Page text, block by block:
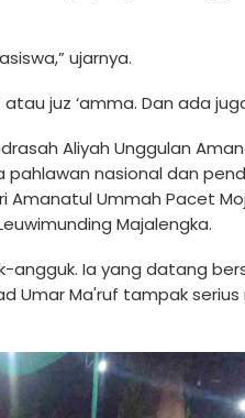
ujarnya.
juz ‘amma. Dan ada
Aliyah Unggulan
nasional dan
Ummah Pacet
Majalengka.
angguk. Ia yang datang
Umar Ma'ruf tampak